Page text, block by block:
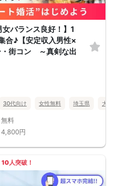
女バランス良好！】1
合♪【安定収入男性×
・街コン ～真剣な出
30代向け 女性無料 埼玉県 大宮
無料
4,800円
10人突破！